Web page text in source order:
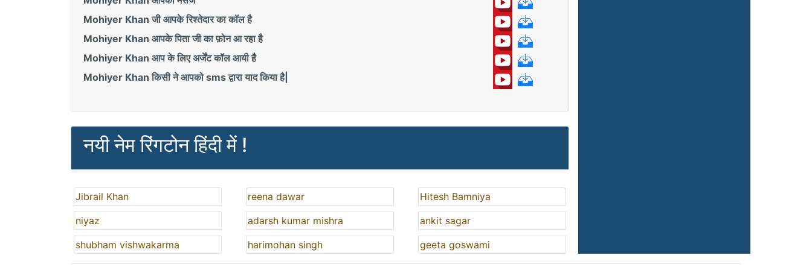
Mohiyer Khan जी आपके रिश्तेदार का कॉल है
Mohiyer Khan आपके पिता जी का फ़ोन आ रहा है
Mohiyer Khan आप के लिए अर्जेंट कॉल आयी है
Mohiyer Khan किसी ने आपको sms द्वारा याद किया है|
नयी नेम रिंगटोन हिंदी में !
Jibrail Khan
niyaz
shubham vishwakarma
reena dawar
adarsh kumar mishra
harimohan singh
Hitesh Bamniya
ankit sagar
geeta goswami